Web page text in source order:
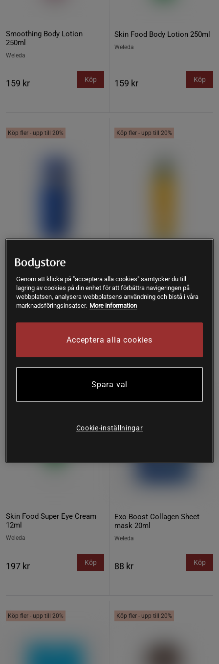
Smoothing Body Lotion
250ml
Weleda
159 kr Köp
Skin Food Body Lotion 250ml
Weleda
159 kr Köp
Köp fler - upp till 20%
Exo Boost Double Serum
30ml
Weleda
425 kr Köp
Köp fler - upp till 20%
Regenerating Body Lotion
250ml
Weleda
159 kr Köp
Skin Food Super Eye Cream
12ml
Weleda
197 kr Köp
Exo Boost Collagen Sheet
mask 20ml
Weleda
88 kr Köp
Köp fler - upp till 20% Köp fler - upp till 20%
Genom att klicka på "acceptera alla cookies" samtycker du till
lagring av cookies på din enhet för att förbättra navigeringen på
webbplatsen, analysera webbplatsens användning och bistå i våra
marknadsföringsinsatser. More information
Acceptera alla cookies
Spara val
Cookie-inställningar